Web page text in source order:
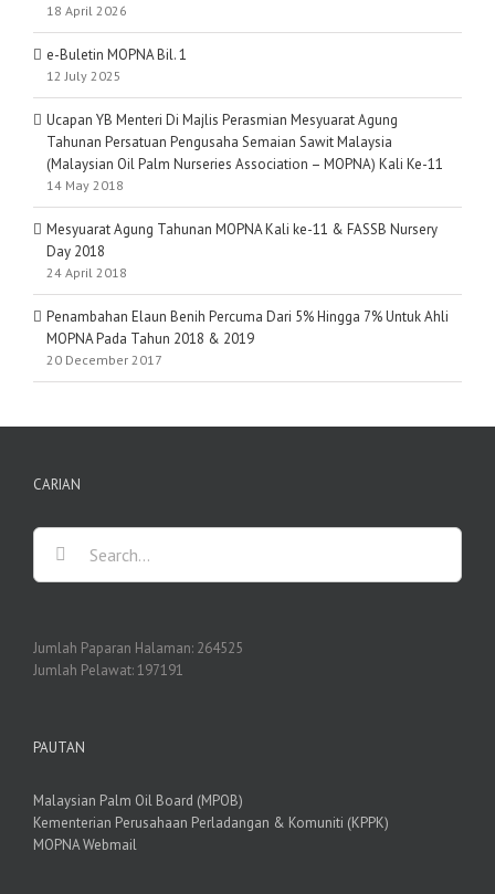
18 April 2026
e-Buletin MOPNA Bil. 1
12 July 2025
Ucapan YB Menteri Di Majlis Perasmian Mesyuarat Agung
Tahunan Persatuan Pengusaha Semaian Sawit Malaysia
(Malaysian Oil Palm Nurseries Association – MOPNA) Kali Ke-11
14 May 2018
Mesyuarat Agung Tahunan MOPNA Kali ke-11 & FASSB Nursery
Day 2018
24 April 2018
Penambahan Elaun Benih Percuma Dari 5% Hingga 7% Untuk Ahli
MOPNA Pada Tahun 2018 & 2019
20 December 2017
CARIAN
Search
Jumlah Paparan Halaman: 264525
Jumlah Pelawat:197191
PAUTAN
Malaysian Palm Oil Board (MPOB)
Kementerian Perusahaan Perladangan & Komuniti (KPPK)
MOPNA Webmail